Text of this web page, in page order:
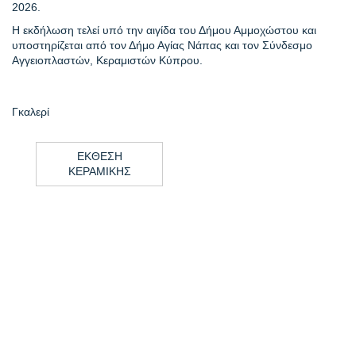
2026.
Η εκδήλωση τελεί υπό την αιγίδα του Δήμου Αμμοχώστου και
υποστηρίζεται από τον Δήμο Αγίας Νάπας και τον Σύνδεσμο
Αγγειοπλαστών, Κεραμιστών Κύπρου.
Γκαλερί
ΕΚΘΕΣΗ
ΚΕΡΑΜΙΚΗΣ